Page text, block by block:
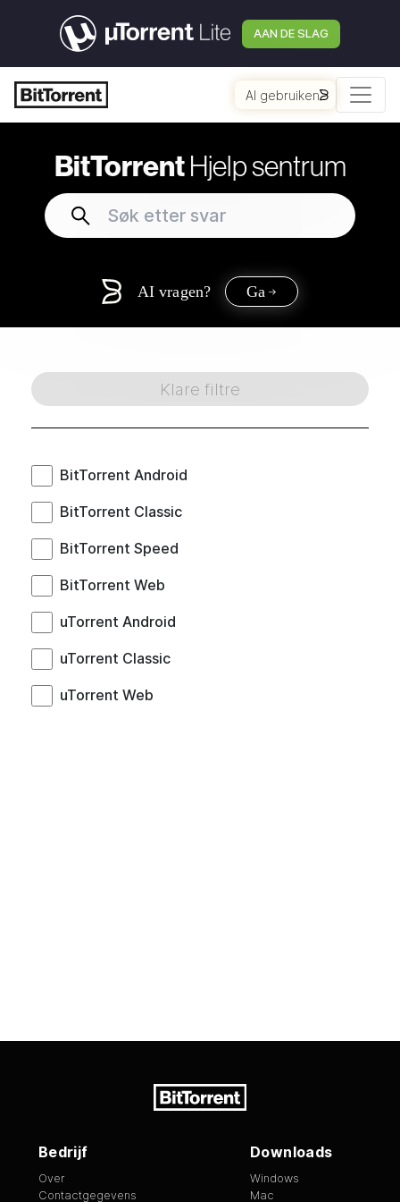
AAN DE SLAG
AI gebruiken
BitTorrentHjelp sentrum
AI vragen? Ga
Klare filtre
BitTorrent Android
BitTorrent Classic
BitTorrent Speed
BitTorrent Web
uTorrent Android
uTorrent Classic
uTorrent Web
Bedrijf
Over
Contactgegevens
Downloads
Windows
Mac